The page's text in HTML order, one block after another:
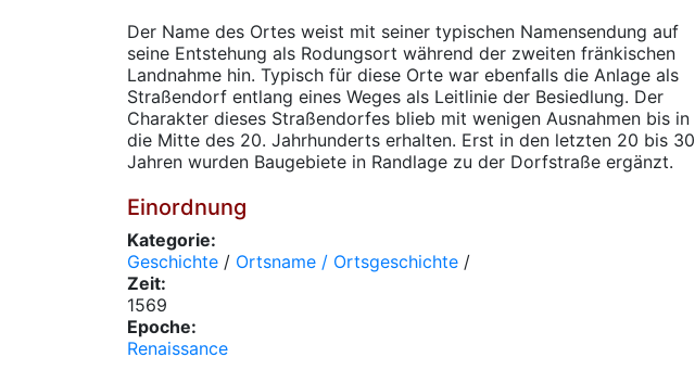
Der Name des Ortes weist mit seiner typischen Namensendung auf
seine Entstehung als Rodungsort während der zweiten fränkischen
Landnahme hin. Typisch für diese Orte war ebenfalls die Anlage als
Straßendorf entlang eines Weges als Leitlinie der Besiedlung. Der
Charakter dieses Straßendorfes blieb mit wenigen Ausnahmen bis in
die Mitte des 20. Jahrhunderts erhalten. Erst in den letzten 20 bis 30
Jahren wurden Baugebiete in Randlage zu der Dorfstraße ergänzt.
Einordnung
Kategorie:
Geschichte / Ortsname / Ortsgeschichte /
Zeit:
1569
Epoche:
Renaissance